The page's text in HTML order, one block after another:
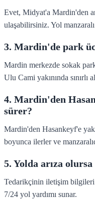
Evet, Midyat'a Mardin'den
ulaşabilirsiniz. Yol
3. Mardin'de park
Mardin merkezde sokak
Ulu Cami yakınında sınırlı
4. Mardin'den
sürer?
Mardin'den Hasankeyf'e
boyunca ilerler ve
5. Yolda arıza olursa
Tedarikçinin iletişim bilgileri
7/24 yol yardımı sunar.